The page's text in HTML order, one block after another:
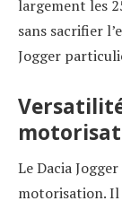
largement les
sans sacrifier
Jogger
Le Dacia
motorisation. Il